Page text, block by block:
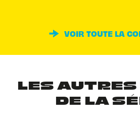
VOIR TOUTE LA
LES
DE LA